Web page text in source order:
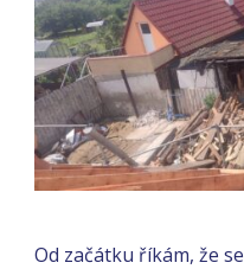
Od začátku říkám, že